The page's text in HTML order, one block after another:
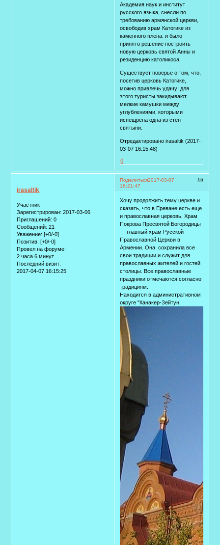
Академия наук и институт
русского языка, снесли по
требованию армянской церкви,
освободив храм Катогике из
каменного плена. и было
принято решение построить
новую церковь святой Анны и
резиденцию католикоса.
Существует поверье о том, что,
посетив церковь Катогике,
можно привлечь удачу: для
этого туристы закидывают
мелкие камушки между
углублениями, которыми
испещрена одна из стен
святыни.
Отредактировано irasaltik (2017-
03-07 16:15:48)
0
Поделиться 16
2017-03-07
16:21:47
irasaltik
Участник
Зарегистрирован: 2017-03-06
Приглашений: 0
Сообщений: 21
Уважение: [+0/-0]
Позитив: [+0/-0]
Провел на форуме:
2 часа 6 минут
Последний визит:
2017-04-07 16:15:25
Хочу продолжить тему церкве и
сказать, что в Ереване есть еще
и православная церковь, Храм
Покрова Пресвятой Богородицы
— главный храм Русской
Православной Церкви в
Армении. Она сохранила все
свои традиции и служит для
православных жителей и гостей
столицы. Все православные
праздники отмечаются согласно
традициям.
Находится в административном
округе "Канакер-Зейтун.